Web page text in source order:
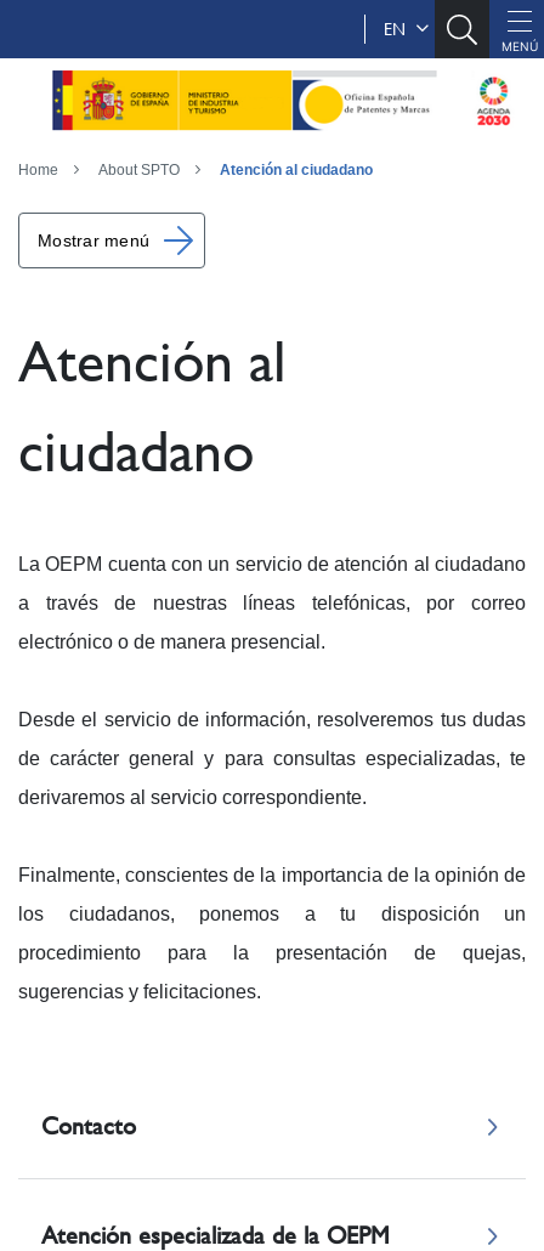
EN
Home About SPTO Atención al ciudadano
Mostrar menú
Atención al
ciudadano
La OEPM cuenta con un servicio de atención al ciudadano
a través de nuestras líneas telefónicas, por correo
electrónico o de manera presencial.
Desde el servicio de información, resolveremos tus dudas
de carácter general y para consultas especializadas, te
derivaremos al servicio correspondiente.
Finalmente, conscientes de la importancia de la opinión de
los ciudadanos, ponemos a tu disposición un
procedimiento para la presentación de quejas,
sugerencias y felicitaciones.
Contacto
Atención especializada de la OEPM